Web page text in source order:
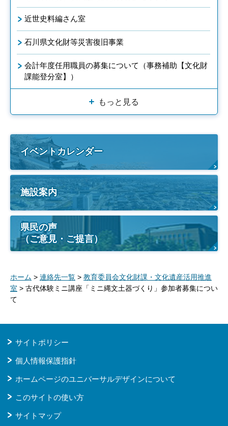
近世史料編さん室
石川県文化財等災害復旧事業
会計年度任用職員の募集について（事務補助【文化財
課能登分室】）
もっと見る
イベントカレンダー
施設案内
県民の声
（ご意見・ご提言）
ホーム > 連絡先一覧 > 教育委員会文化財課・文化遺産活用推進
室 > 古代体験ミニ講座「ミニ縄文土器づくり」参加者募集につい
て
サイトポリシー
個人情報保護指針
ホームページのユニバーサルデザインについて
このサイトの使い方
サイトマップ